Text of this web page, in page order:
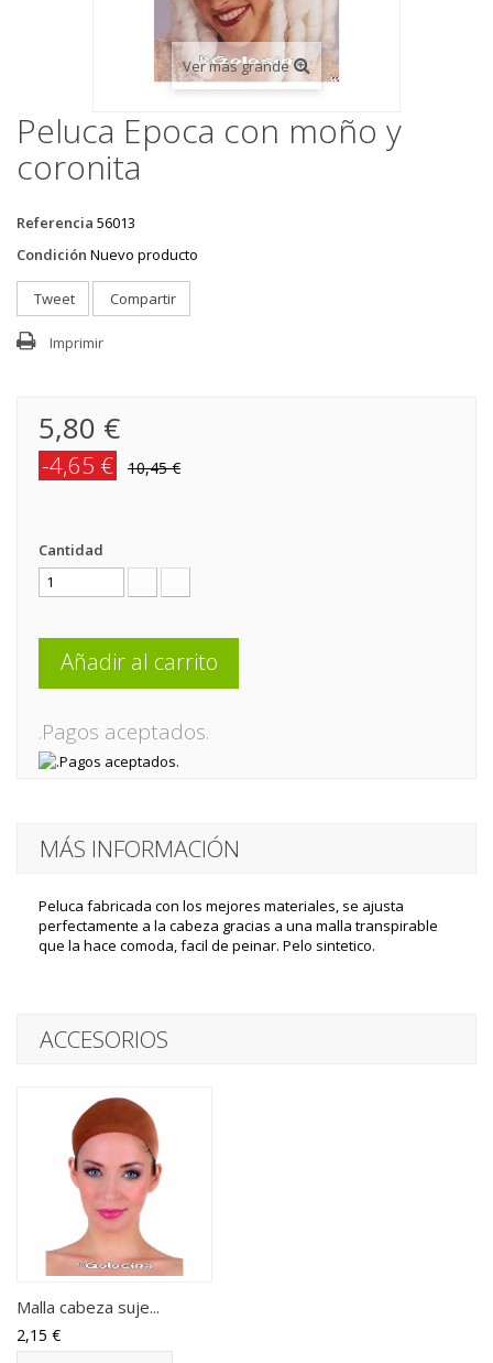
Ver más grande
Peluca Epoca con moño y
coronita
Referencia 56013
Condición Nuevo producto
Tweet Compartir
Imprimir
5,80 €
-4,65 € 10,45 €
Cantidad
Añadir al carrito
.Pagos aceptados.
MÁS INFORMACIÓN
Peluca fabricada con los mejores materiales, se ajusta
perfectamente a la cabeza gracias a una malla transpirable
que la hace comoda, facil de peinar. Pelo sintetico.
ACCESORIOS
Malla cabeza suje...
2,15 €